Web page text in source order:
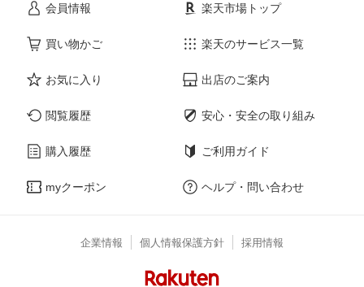
会員情報
買い物かご
お気に入り
閲覧履歴
購入履歴
myクーポン
楽天市場トップ
楽天のサービス一覧
出店のご案内
安心・安全の取り組み
ご利用ガイド
ヘルプ・問い合わせ
企業情報 個人情報保護方針 採用情報